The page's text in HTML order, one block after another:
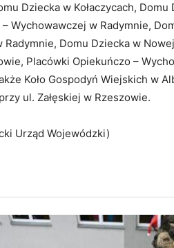
Dziecka w Kołaczycach,
Wychowawczej w Radymnie,
Domu Dziecka w
Placówki Opiekuńczo –
Koło Gospodyń Wiejskich w
ul. Załęskiej w Rzeszowie.
Urząd Wojewódzki)